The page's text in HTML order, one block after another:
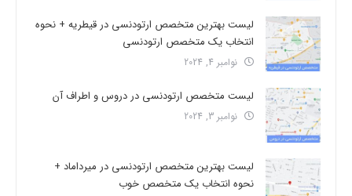
لیست بهترین متخصص ارتودنسی در قیطریه + نحوه
انتخاب یک متخصص ارتودنسی
نوامبر 4, 2024
لیست متخصص ارتودنسی در دروس و اطراف آن
نوامبر 3, 2024
لیست بهترین متخصص ارتودنسی در میرداماد +
نحوه انتخاب یک متخصص خوب